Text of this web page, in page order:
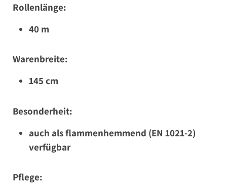
Rollenlänge:
40 m
Warenbreite:
145 cm
Besonderheit:
auch als flammenhemmend (EN 1021-2)
verfügbar
Pflege: